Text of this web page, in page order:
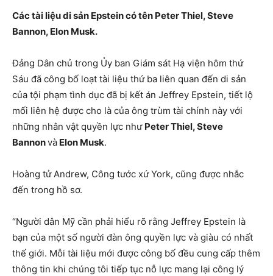
Các tài liệu di sản Epstein có tên Peter Thiel, Steve
Bannon, Elon Musk.
Đảng Dân chủ trong Ủy ban Giám sát Hạ viện hôm thứ
Sáu đã công bố loạt tài liệu thứ ba liên quan đến di sản
của tội phạm tình dục đã bị kết án Jeffrey Epstein, tiết lộ
mối liên hệ được cho là của ông trùm tài chính này với
những nhân vật quyền lực như Peter Thiel, Steve
Bannonvà Elon Musk.
Hoàng tử Andrew, Công tước xứ York, cũng được nhắc
đến trong hồ sơ.
“Người dân Mỹ cần phải hiểu rõ rằng Jeffrey Epstein là
bạn của một số người đàn ông quyền lực và giàu có nhất
thế giới. Mỗi tài liệu mới được công bố đều cung cấp thêm
thông tin khi chúng tôi tiếp tục nỗ lực mang lại công lý